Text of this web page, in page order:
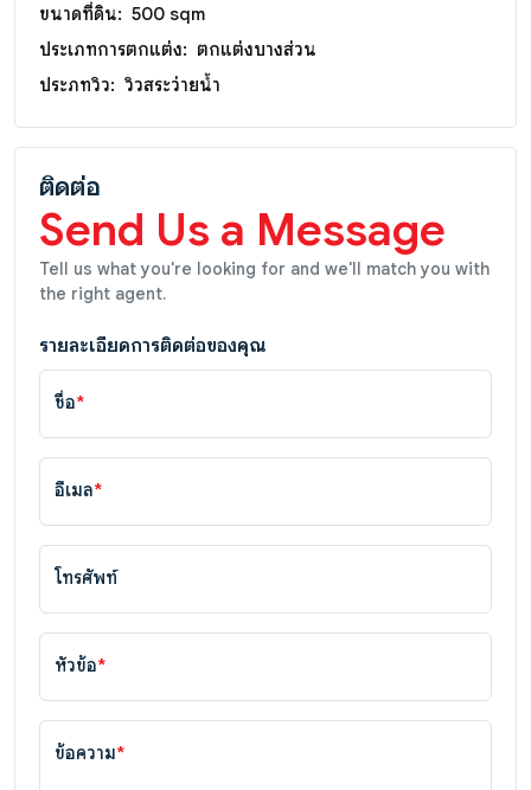
ขนาดที่ดิน: 500 sqm
ประเภทการตกแต่ง: ตกแต่งบางส่วน
ประภทวิว: วิวสระว่ายน้ำ
ติดต่อ
Send Us a Message
Tell us what you're looking for and we'll match you with
the right agent.
รายละเอียดการติดต่อของคุณ
ชื่อ*
อีเมล*
โทรศัพท์
หัวข้อ*
ข้อความ*